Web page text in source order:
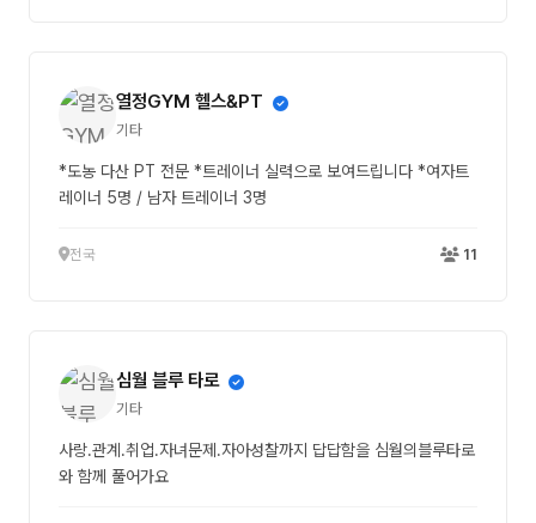
열정GYM 헬스&PT
기타
*도농 다산 PT 전문 *트레이너 실력으로 보여드립니다 *여자트
레이너 5명 / 남자 트레이너 3명
전국 11
심월 블루 타로
기타
사랑.관계.취업.자녀문제.자아성찰까지 답답함을 심월의블루타로
와 함께 풀어가요